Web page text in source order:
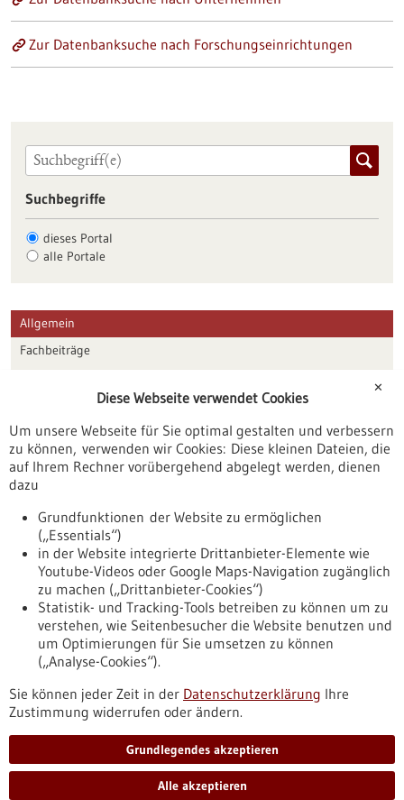
Zur Datenbanksuche nach Forschungseinrichtungen
Suchbegriffe
dieses Portal
alle Portale
Allgemein
Fachbeiträge
Veranstaltungen
Erscheinungsdatum
Nach oben
Informiert bleiben
Newsletter abonnieren
✕
Diese Webseite verwendet Cookies
Um unsere Webseite für Sie optimal gestalten und verbessern
zu können, verwenden wir Cookies: Diese kleinen Dateien, die
auf Ihrem Rechner vorübergehend abgelegt werden, dienen
dazu
Grundfunktionen der Website zu ermöglichen
(„Essentials“)
in der Website integrierte Drittanbieter-Elemente wie
Youtube-Videos oder Google Maps-Navigation zugänglich
zu machen („Drittanbieter-Cookies“)
Statistik- und Tracking-Tools betreiben zu können um zu
verstehen, wie Seitenbesucher die Website benutzen und
um Optimierungen für Sie umsetzen zu können
(„Analyse-Cookies“).
Sie können jeder Zeit in der Datenschutzerklärung Ihre
Zustimmung widerrufen oder ändern.
Grundlegendes akzeptieren
Alle akzeptieren